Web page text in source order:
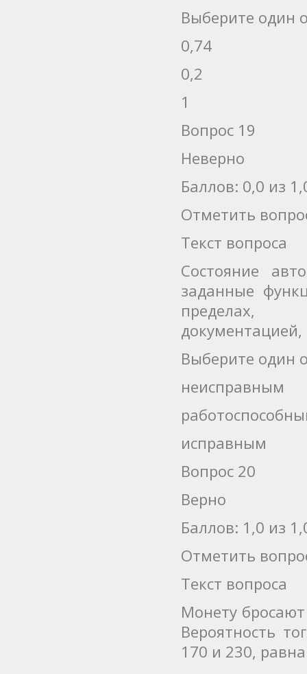
Выберите один
0,74
0,2
1
Вопрос 19
Неверно
Баллов: 0,0 из
Отметить
Текст вопроса
Состояние
заданные
пределах,
документацией,
Выберите один
неисправным
исправным
Вопрос 20
Верно
Баллов: 1,0 из
Отметить
Текст вопроса
Монету
Вероятность
170 и 230, равна